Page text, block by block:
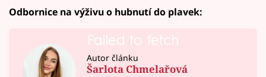
Odbornice na výživu o hubnutí do plavek:
Failed to fetch
Autor článku
Šarlota Chmelařová